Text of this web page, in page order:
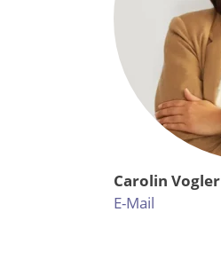
Carolin Vogler
E-Mail